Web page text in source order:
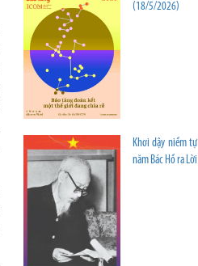
(18/5/2026)
Khơi dậy niềm
năm Bác Hồ ra